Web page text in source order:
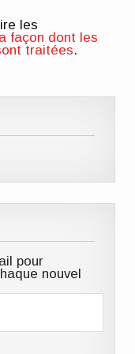
les
façon dont les
traitées.
pour
nouvel